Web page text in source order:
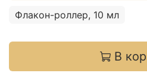
Флакон-роллер, 10 мл
В